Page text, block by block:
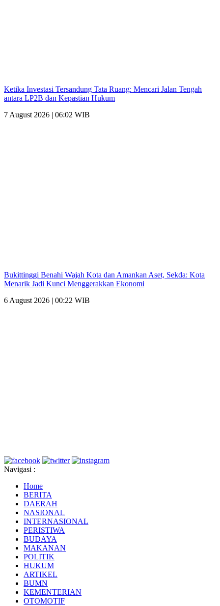
Ketika Investasi Tersandung Tata Ruang: Mencari Jalan Tengah
antara LP2B dan Kepastian Hukum
7 August 2026 | 06:02 WIB
Bukittinggi Benahi Wajah Kota dan Amankan Aset, Sekda: Kota
Menarik Jadi Kunci Menggerakkan Ekonomi
6 August 2026 | 00:22 WIB
Navigasi :
Home
BERITA
DAERAH
NASIONAL
INTERNASIONAL
PERISTIWA
BUDAYA
MAKANAN
POLITIK
HUKUM
ARTIKEL
BUMN
KEMENTERIAN
OTOMOTIF